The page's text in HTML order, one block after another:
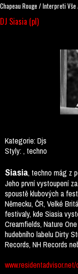
Chapeau Rouge /InterpretiVše
DJ Siasia (pl)
Kategorie:Djs
Styly:, techno
Siasia, techno mág z
Jeho první vystoupení
spoustě klubových a
Německu, ČR, Velké
festivaly, kde Siasia
Creamfields, Nature
hudebního labelu Dirty
Records, NH Records
www.residentadvisor.net/